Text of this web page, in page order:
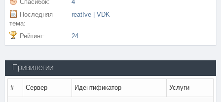
Спасибок:
4
Последняя
тема:
reat!ve | VDK
Рейтинг: 24
Привилегии
# Сервер Идентификатор Услуги